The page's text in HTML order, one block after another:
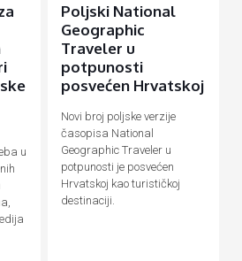
u
Poljski National
Geographic
Traveler u
potpunosti
posvećen Hrvatskoj
Novi broj poljske verzije
časopisa National
Geographic Traveler u
potpunosti je posvećen
Hrvatskoj kao turističkoj
destinaciji.